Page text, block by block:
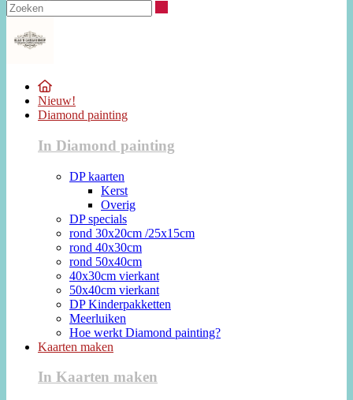
Nieuw!
Diamond painting
In Diamond painting
DP kaarten
Kerst
Overig
DP specials
rond 30x20cm /25x15cm
rond 40x30cm
rond 50x40cm
40x30cm vierkant
50x40cm vierkant
DP Kinderpakketten
Meerluiken
Hoe werkt Diamond painting?
Kaarten maken
In Kaarten maken